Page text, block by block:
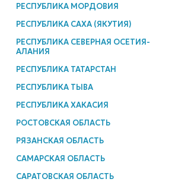
РЕСПУБЛИКА МОРДОВИЯ
РЕСПУБЛИКА САХА (ЯКУТИЯ)
РЕСПУБЛИКА СЕВЕРНАЯ ОСЕТИЯ-
АЛАНИЯ
РЕСПУБЛИКА ТАТАРСТАН
РЕСПУБЛИКА ТЫВА
РЕСПУБЛИКА ХАКАСИЯ
РОСТОВСКАЯ ОБЛАСТЬ
РЯЗАНСКАЯ ОБЛАСТЬ
САМАРСКАЯ ОБЛАСТЬ
САРАТОВСКАЯ ОБЛАСТЬ